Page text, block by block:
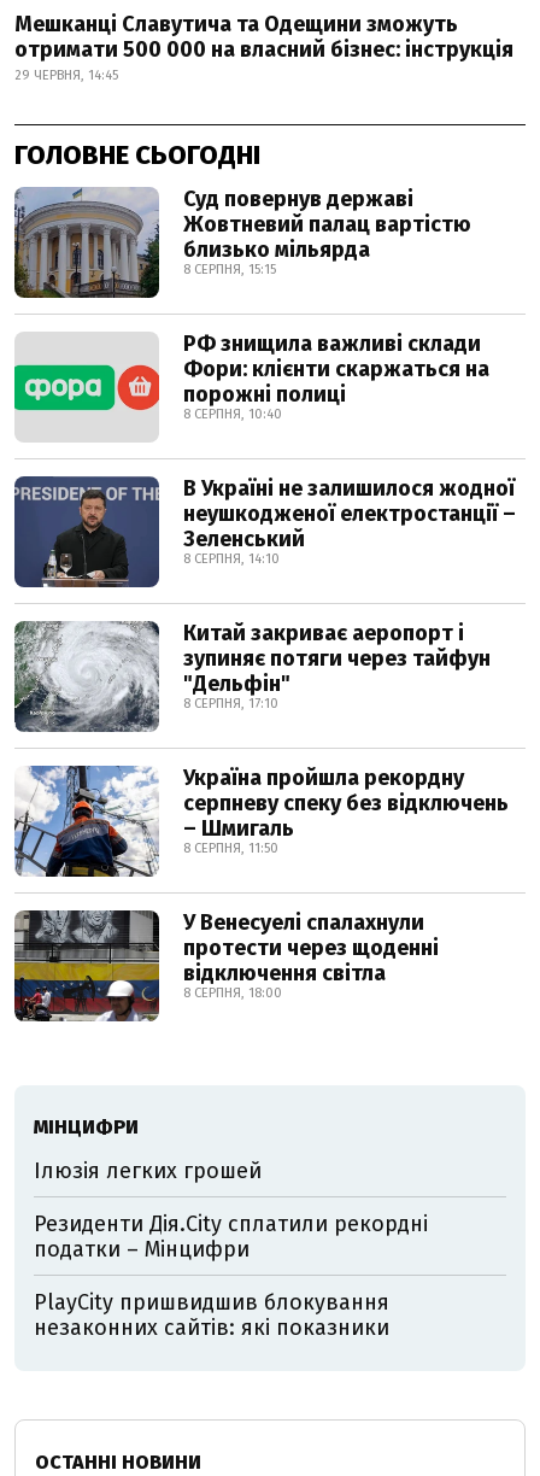
Мешканці Славутича та Одещини зможуть
отримати 500 000 на власний бізнес: інструкція
29 ЧЕРВНЯ, 14:45
ГОЛОВНЕ СЬОГОДНІ
Суд повернув державі
Жовтневий палац вартістю
близько мільярда
8 СЕРПНЯ, 15:15
РФ знищила важливі склади
Фори: клієнти скаржаться на
порожні полиці
8 СЕРПНЯ, 10:40
В Україні не залишилося жодної
неушкодженої електростанції –
Зеленський
8 СЕРПНЯ, 14:10
Китай закриває аеропорт і
зупиняє потяги через тайфун
"Дельфін"
8 СЕРПНЯ, 17:10
Україна пройшла рекордну
серпневу спеку без відключень
– Шмигаль
8 СЕРПНЯ, 11:50
У Венесуелі спалахнули
протести через щоденні
відключення світла
8 СЕРПНЯ, 18:00
МІНЦИФРИ
Ілюзія легких грошей
Резиденти Дія.City сплатили рекордні
податки – Мінцифри
PlayCity пришвидшив блокування
незаконних сайтів: які показники
ОСТАННІ НОВИНИ